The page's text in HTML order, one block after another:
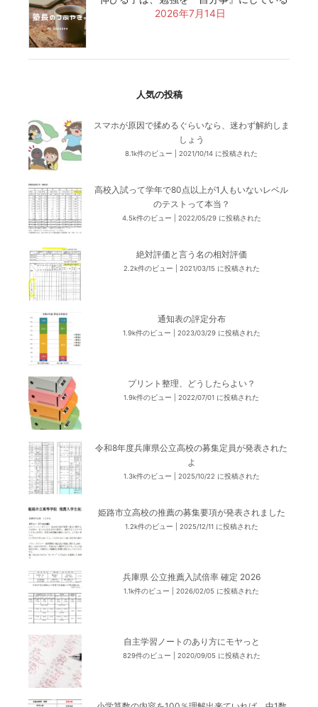
2026年7月14日
人気の投稿
スマホが原因で揉めるぐらいなら、迷わず解約しま
しょう
8.1k件のビュー 2021/10/14 に投稿された
高校入試って学年で80点以上が1人もいないレベル
のテストって本当？
4.5k件のビュー 2022/05/29 に投稿された
絶対評価と言う名の相対評価
2.2k件のビュー 2021/03/15 に投稿された
通知表の評定分布
1.9k件のビュー 2023/03/29 に投稿された
プリント整理、どうしたらよい？
1.9k件のビュー 2022/07/01 に投稿された
令和8年度兵庫県公立高校の募集定員が発表された
よ
1.3k件のビュー 2025/10/22 に投稿された
姫路市立高校の推薦の募集要項が発表されました
1.2k件のビュー 2025/12/11 に投稿された
兵庫県 公立推薦入試倍率 確定 2026
1.1k件のビュー 2026/02/05 に投稿された
自主学習ノートのあり方にモヤっと
829件のビュー 2020/09/05 に投稿された